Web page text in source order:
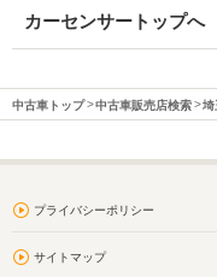
カーセンサートップへ
中古車トップ 中古車販売店検索 埼
プライバシーポリシー
サイトマップ